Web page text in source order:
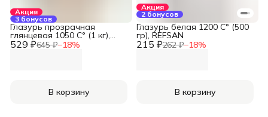
Акция
3 бонусов
529 ₽645 ₽−18%
Глазурь прозрачная
глянцевая 1050 С° (1 кг),
REFSAN
В корзину
Акция
2 бонусов
215 ₽262 ₽−18%
Глазурь белая 1200 С° (500
гр), REFSAN
В корзину